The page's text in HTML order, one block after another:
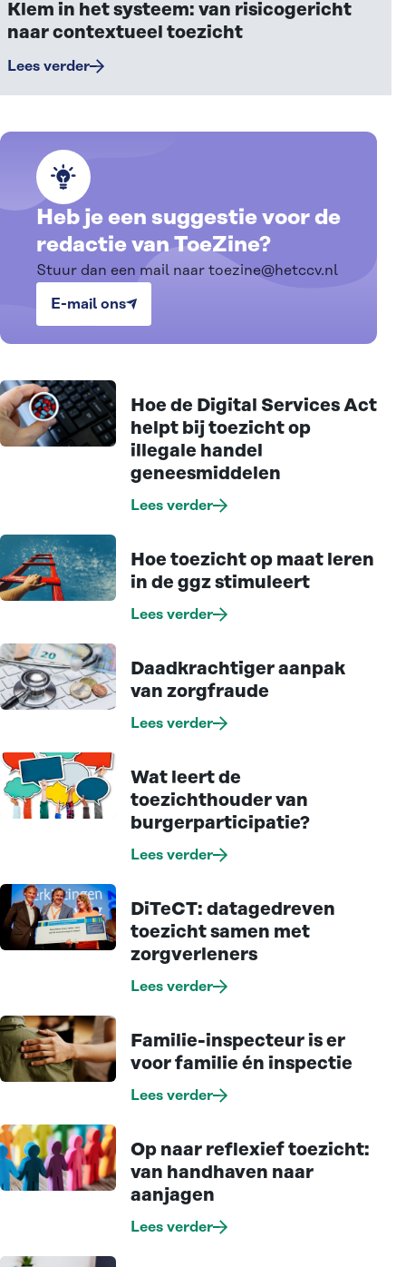
Klem in het systeem: van risicogericht
naar contextueel toezicht
Lees verder
Heb je een suggestie voor de
redactie van ToeZine?
Stuur dan een mail naar toezine@hetccv.nl
E-mail ons
Alle artikelenHoe de Digital Services Act
helpt bij toezicht op
illegale handel
geneesmiddelen
Lees verder
Hoe toezicht op maat leren
in de ggz stimuleert
Lees verder
Daadkrachtiger aanpak
van zorgfraude
Lees verder
Wat leert de
toezichthouder van
burgerparticipatie?
Lees verder
DiTeCT: datagedreven
toezicht samen met
zorgverleners
Lees verder
Familie-inspecteur is er
voor familie én inspectie
Lees verder
Op naar reflexief toezicht:
van handhaven naar
aanjagen
Lees verder